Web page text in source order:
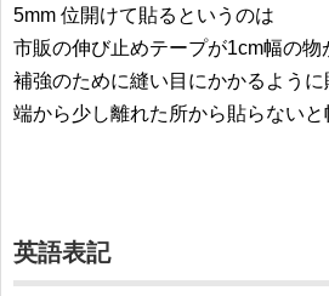
5mm 位開けて貼るというのは
市販の伸び止めテープが1cm幅の物
補強のために縫い目にかかるように
端から少し離れた所から貼らない
英語表記